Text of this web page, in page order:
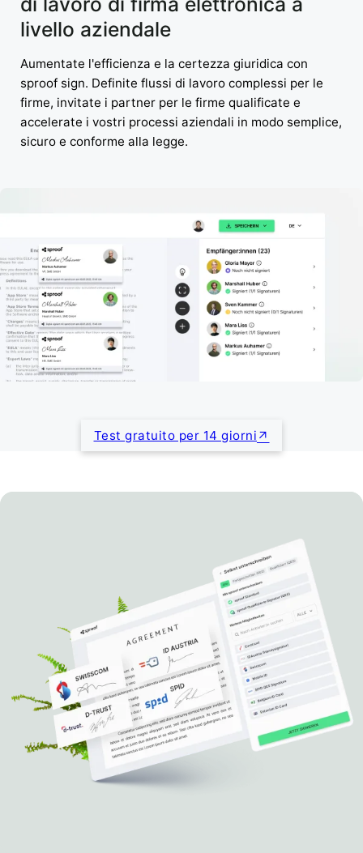
livello aziendale
Aumentate l'efficienza e la certezza giuridica con
sproof sign. Definite flussi di lavoro complessi per le
firme, invitate i partner per le firme qualificate e
accelerate i vostri processi aziendali in modo semplice,
sicuro e conforme alla legge.
Test gratuito per 14 giorni